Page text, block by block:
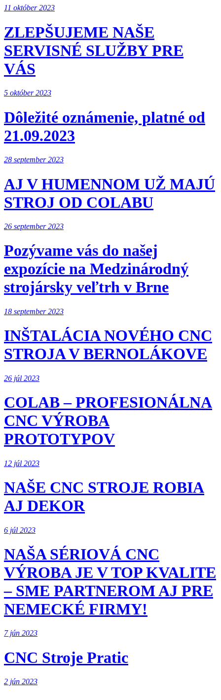
11 október 2023
ZLEPŠUJEME NAŠE
SERVISNÉ SLUŽBY PRE
VÁS
5 október 2023
Dôležité oznámenie, platné od
21.09.2023
28 september 2023
AJ V HUMENNOM UŽ MAJÚ
STROJ OD COLABU
26 september 2023
Pozývame vás do našej
expozície na Medzinárodný
strojársky veľtrh v Brne
18 september 2023
INŠTALÁCIA NOVÉHO CNC
STROJA V BERNOLÁKOVE
26 júl 2023
COLAB – PROFESIONÁLNA
CNC VÝROBA
PROTOTYPOV
12 júl 2023
NAŠE CNC STROJE ROBIA
AJ DEKOR
6 júl 2023
NAŠA SÉRIOVÁ CNC
VÝROBA JE V TOP KVALITE
– SME PARTNEROM AJ PRE
NEMECKÉ FIRMY!
7 jún 2023
CNC Stroje Pratic
2 jún 2023